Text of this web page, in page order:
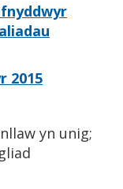
2015
yn unig;